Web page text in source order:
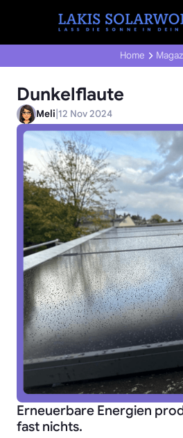
Home
Dunkelflaute
Meli|12 Nov 2024
Erneuerbare Energien
fast nichts.